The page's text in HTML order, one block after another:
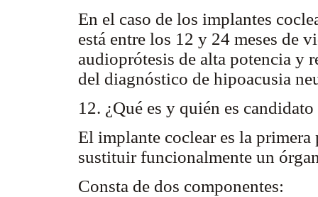
En el caso de los implantes
está entre los 12 y 24 meses de
audioprótesis de alta potencia y
del diagnóstico de hipoacusia
12. ¿Qué es y quién es
El implante coclear es la
sustituir funcionalmente un
Consta de dos componentes: